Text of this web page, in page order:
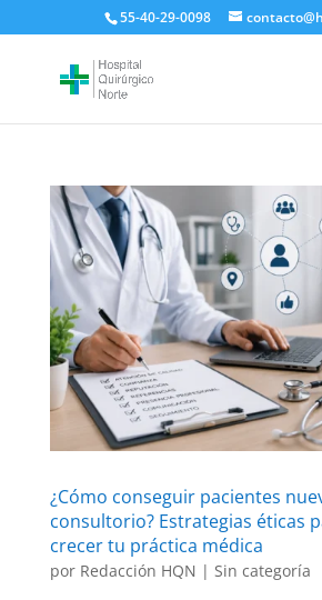
55-40-29-0098
¿Cómo conseguir pacientes
consultorio? Estrategias éticas
crecer tu práctica médica
por Redacción HQN | Sin categoría